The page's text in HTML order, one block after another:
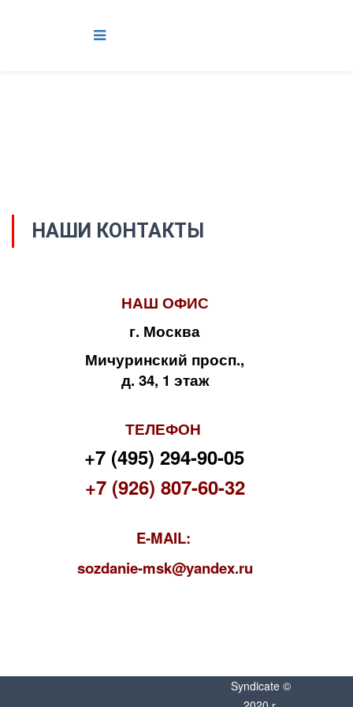
НАШИ КОНТАКТЫ
НАШ ОФИС
г. Москва
Мичуринский просп.,
д. 34, 1 этаж
ТЕЛЕФОН
+7 (495) 294-90-05
+7 (926) 807-60-32
E-MAIL:
sozdanie-msk@yandex.ru
Syndicate ©